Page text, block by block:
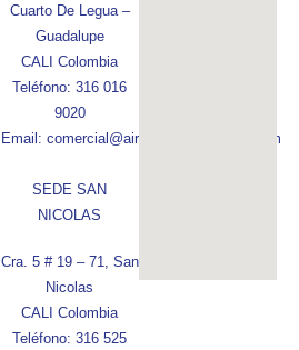
Cuarto De Legua –
Guadalupe
CALI Colombia
Teléfono: 316 016
9020
Email: comercial@aireconfortcolombia.com
SEDE SAN
NICOLAS
Cra. 5 # 19 – 71, San
Nicolas
CALI Colombia
Teléfono: 316 525